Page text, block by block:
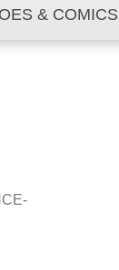
& COMICS